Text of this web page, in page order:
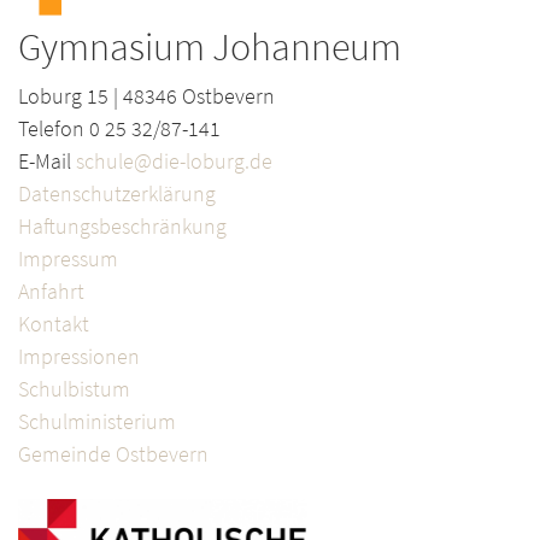
Gymnasium Johanneum
Loburg 15 | 48346 Ostbevern
Telefon 0 25 32/87-141
E-Mail schule@die-loburg.de
Datenschutzerklärung
Haftungsbeschränkung
Impressum
Anfahrt
Kontakt
Impressionen
Schulbistum
Schulministerium
Gemeinde Ostbevern